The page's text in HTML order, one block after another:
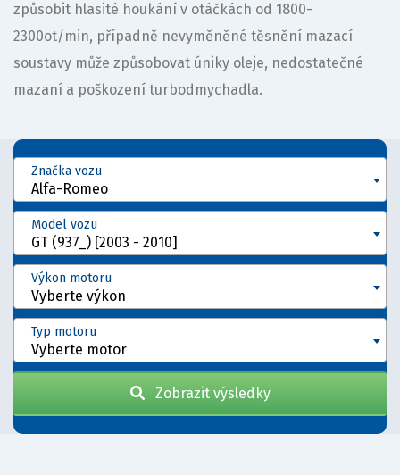
způsobit hlasité houkání v otáčkách od 1800-
2300ot/min, případně nevyměněné těsnění mazací
soustavy může způsobovat úniky oleje, nedostatečné
mazaní a poškození turbodmychadla.
Alfa-Romeo
Značka vozu
GT (937_) [2003 - 2010]
Model vozu
Vyberte výkon
Výkon motoru
Vyberte motor
Typ motoru
Zobrazit výsledky